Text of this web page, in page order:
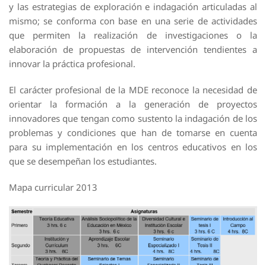
y las estrategias de exploración e indagación articuladas al
mismo; se conforma con base en una serie de actividades
que permiten la realización de investigaciones o la
elaboración de propuestas de intervención tendientes a
innovar la práctica profesional.
El carácter profesional de la MDE reconoce la necesidad de
orientar la formación a la generación de proyectos
innovadores que tengan como sustento la indagación de los
problemas y condiciones que han de tomarse en cuenta
para su implementación en los centros educativos en los
que se desempeñan los estudiantes.
Mapa curricular 2013